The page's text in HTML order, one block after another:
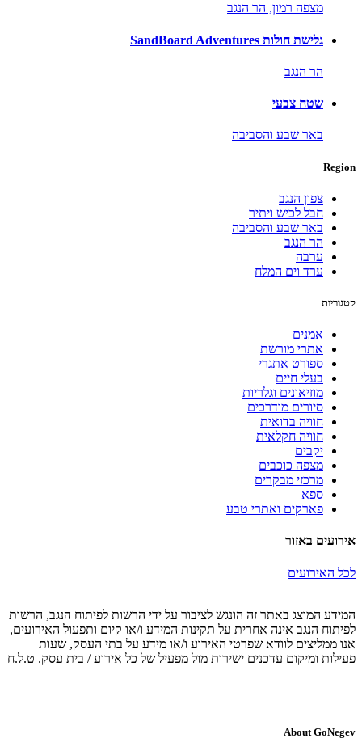
מצפה רמון, הר הנגב
גלישת חולות SandBoard Adventures
הר הנגב
שטח צבעי
באר שבע והסביבה
Region
צפון הנגב
חבל לכיש ויתיר
באר שבע והסביבה
הר הנגב
ערבה
ערד וים המלח
קטגוריות
אמנים
אתרי מורשת
ספורט אתגרי
בעלי חיים
מוזיאונים וגלריות
סיורים מודרכים
חוויה בדואית
חוויה חקלאית
יקבים
מצפה כוכבים
מרכזי מבקרים
ספא
פארקים ואתרי טבע
אירועים באזור
לכל האירועים
המידע המוצג באתר זה הונגש לציבור על ידי הרשות לפיתוח הנגב, הרשות
לפיתוח הנגב אינה אחרית על תקינות המידע ו/או קיום ותפעול האירועים,
אנו ממליצים לוודא שפרטי האירוע ו/או מידע על בתי העסק, שעות
פעילות ומיקום עדכנים ישירות מול מפעיל של כל אירוע / בית עסק. ט.ל.ח
About GoNegev